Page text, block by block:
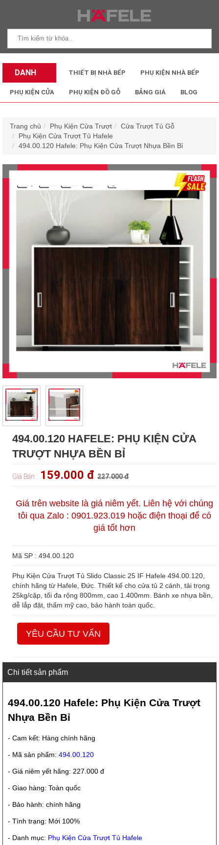
DANH
MỤC SẢN
THIẾT BỊ NHÀ BẾP PHỤ KIỆN NHÀ BẾP
PHỤ KIỆN CỬA PHỤ KIỆN ĐỒ GỖ BẢNG GIÁ BLOG
Trang chủ Phụ Kiện Cửa Trượt
Cửa Trượt Tủ Gỗ
Phụ Kiện Cửa Trượt Tủ Hafele
494.00.120 Hafele: Phụ Kiện Cửa Trượt Nhựa Bền Bỉ
494.00.120 HAFELE: PHỤ KIỆN CỬA
TRƯỢT NHỰA BỀN BỈ
Giá Bán : 159.000 đ 227.000 đ
Giá trên website là giá niêm yết. Liên hệ với chúng
tôi qua Zalo : 0901.923.019 hoặc điện thoại để có
giá tốt hơn
Mã SP : 494.00.120
Phụ Kiện Cửa Trượt Tủ Slido Classic 25 IF Hafele 494.00.120,
chính hãng từ Hafele, Đức. Thiết kế cho cửa tủ 2 cánh, tải trọng
25kg/cặp, tối đa rộng 800mm, cao 1.400mm. Bánh xe nhựa bền,
dễ lắp đặt, thẩm mỹ cao, bảo hành toàn quốc.
YÊU CẦU TƯ VẤN
Chi tiết sản phẩm
494.00.120 Hafele: Phụ Kiện Cửa Trượt
Nhựa Bền Bỉ
- Cam kết: Hàng chính hãng
- Mã sản phẩm: 494.00.120
- Giá niêm yết hãng: 227.000 đ
- Giao hàng: Toàn quốc
- Bảo hành: chính hãng
- Tình trạng: Mới 100%
- Danh mục: Phụ Kiện Cửa Trượt Tủ Hafele